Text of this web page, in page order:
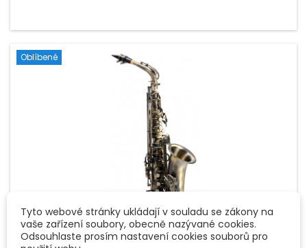
Oblíbené
ZNAČKA:CLASSIC CANTABILE
Tyto webové stránky ukládají v souladu se zákony na
vaše zařízení soubory, obecně nazývané cookies.
Odsouhlaste prosím nastavení cookies souborů pro